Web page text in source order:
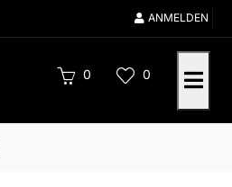
ANMELDEN
0 0